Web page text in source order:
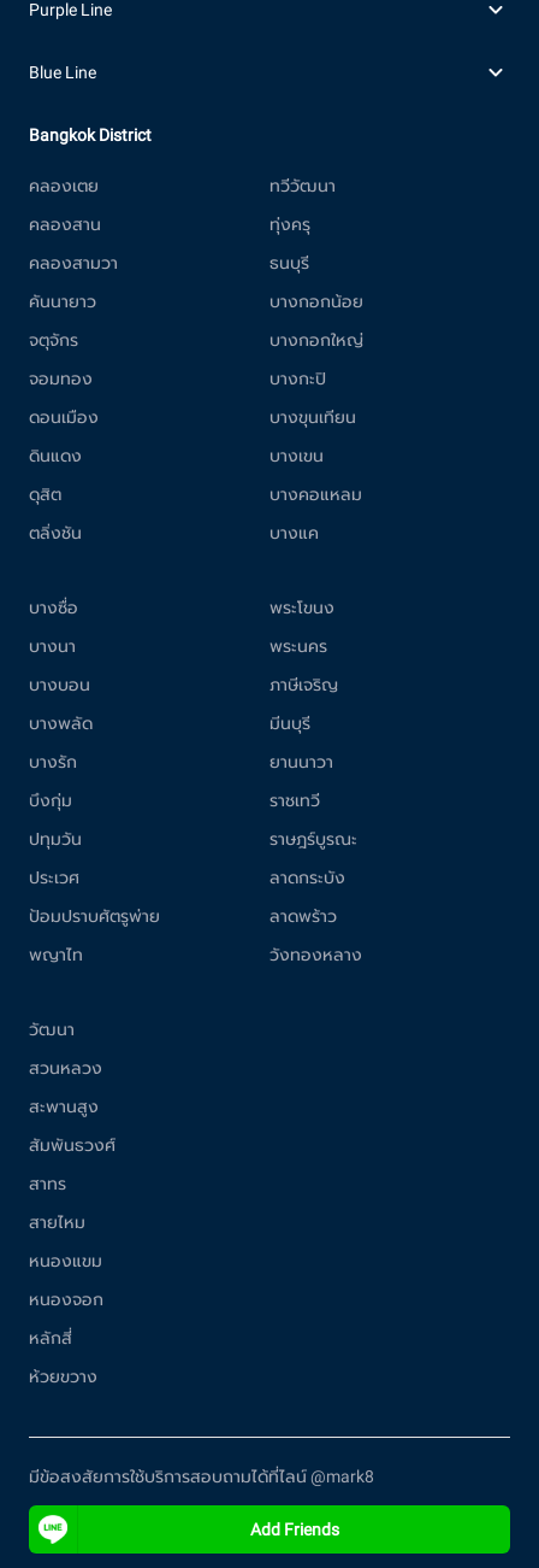
Purple Line
Blue Line
Bangkok District
คลองเตย
คลองสาน
คลองสามวา
คันนายาว
จตุจักร
จอมทอง
ดอนเมือง
ดินแดง
ดุสิต
ตลิ่งชัน
ทวีวัฒนา
ทุ่งครุ
ธนบุรี
บางกอกน้อย
บางกอกใหญ่
บางกะปิ
บางขุนเทียน
บางเขน
บางคอแหลม
บางแค
บางซื่อ
บางนา
บางบอน
บางพลัด
บางรัก
บึงกุ่ม
ปทุมวัน
ประเวศ
ป้อมปราบศัตรูพ่าย
พญาไท
พระโขนง
พระนคร
ภาษีเจริญ
มีนบุรี
ยานนาวา
ราชเทวี
ราษฎร์บูรณะ
ลาดกระบัง
ลาดพร้าว
วังทองหลาง
วัฒนา
สวนหลวง
สะพานสูง
สัมพันธวงศ์
สาทร
สายไหม
หนองแขม
หนองจอก
หลักสี่
ห้วยขวาง
มีข้อสงสัยการใช้บริการสอบถามได้ที่ไลน์ @mark8
Add Friends